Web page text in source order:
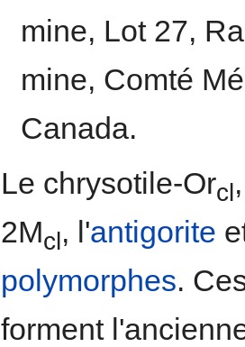
mine, Lot 27,
mine, Comté
Canada.
Le chrysotile-Orcl
2Mcl, l'antigorite
polymorphes.
forment